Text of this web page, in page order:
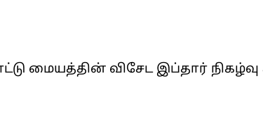
மையத்தின் விசேட இப்தார் நிகழ்வு